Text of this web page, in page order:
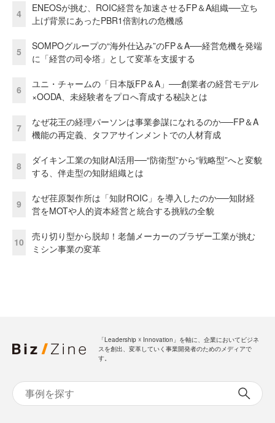
4
ENEOSが挑む、ROIC経営を加速させるFP＆A組織──立ち
上げ背景にあったPBR1倍割れの危機感
5
SOMPOグループの“海外仕込み”のFP＆A──経営危機を発端
に「経営の司令塔」として変革を支援する
6
ユニ・チャームの「日本版FP＆A」──創業者の経営モデル
×OODA、未経験者をプロへ育成する秘訣とは
7
なぜ花王の経理パーソンは事業参謀になれるのか──FP＆A
機能の再定義、タフアサインメントでの人材育成
8
ダイキン工業の知財AI活用──“防衛型”から“戦略型”へと変貌
する、伴走型の知財組織とは
9
なぜ荏原製作所は「知財ROIC」を導入したのか──知財経
営をMOTや人的資本経営と統合する挑戦の全貌
10
売り切り型から脱却！老舗メーカーのブラザー工業が挑む
ミシン事業の変革
「Leadership ☓ Innovation」を軸に、企業においてビジネ
スを創出、変革していく事業開発者のためのメディアで
す。